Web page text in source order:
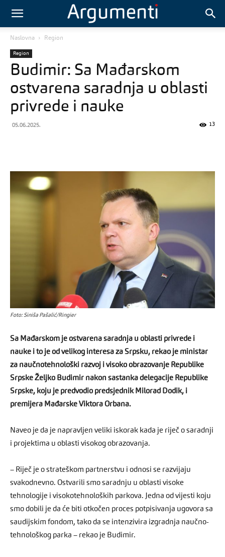
Naslovna Region
Region
Budimir: Sa Mađarskom
ostvarena saradnja u oblasti
privrede i nauke
05.06.2025. 13
Foto: Siniša Pašalić/Ringier
Sa Mađarskom je ostvarena saradnja u oblasti privrede i
nauke i to je od velikog interesa za Srpsku, rekao je ministar
za naučnotehnološki razvoj i visoko obrazovanje Republike
Srpske Željko Budimir nakon sastanka delegacije Republike
Srpske, koju je predvodio predsjednik Milorad Dodik, i
premijera Mađarske Viktora Orbana.
Naveo je da je napravljen veliki iskorak kada je riječ o saradnji
i projektima u oblasti visokog obrazovanja.
– Riječ je o strateškom partnerstvu i odnosi se razvijaju
svakodnevno. Ostvarili smo saradnju u oblasti visoke
tehnologije i visokotehnoloških parkova. Jedna od vijesti koju
smo dobili je da će biti otkočen proces potpisivanja ugovora sa
saudijskim fondom, tako da se intenzivira izgradnja naučno-
tehnološkog parka – rekao je Budimir.